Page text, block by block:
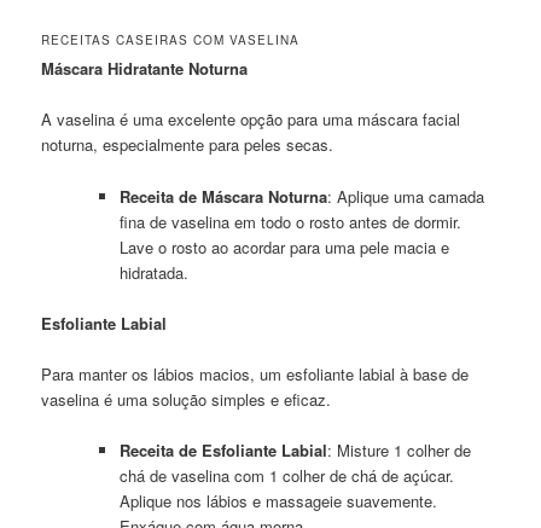
RECEITAS CASEIRAS COM VASELINA
Máscara Hidratante Noturna
A vaselina é uma excelente opção para uma máscara facial
noturna, especialmente para peles secas.
Receita de Máscara Noturna: Aplique uma camada
fina de vaselina em todo o rosto antes de dormir.
Lave o rosto ao acordar para uma pele macia e
hidratada.
Esfoliante Labial
Para manter os lábios macios, um esfoliante labial à base de
vaselina é uma solução simples e eficaz.
Receita de Esfoliante Labial: Misture 1 colher de
chá de vaselina com 1 colher de chá de açúcar.
Aplique nos lábios e massageie suavemente.